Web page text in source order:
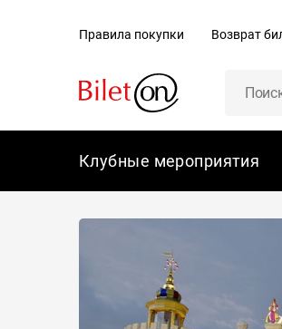
Правила покупки Возврат
Клубные мероприятия